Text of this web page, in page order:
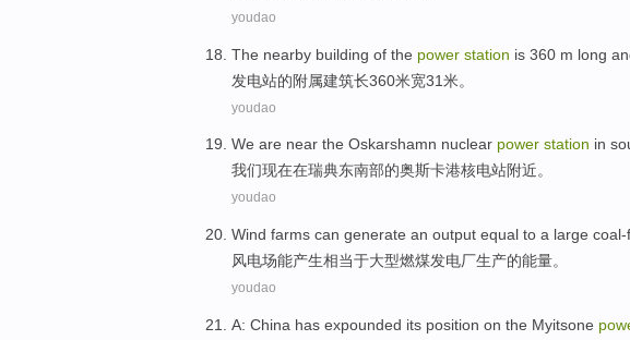
youdao
The nearby building of the power station is 360 m long
发电站的附属建筑长360米宽31米。
youdao
We are near the Oskarshamn nuclear power station in
我们现在在瑞典东南部的奥斯卡港核电站附近。
youdao
Wind farms can generate an output equal to a large coal-
风电场能产生相当于大型燃煤发电厂生产的能量。
youdao
A: China has expounded its position on the Myitsone